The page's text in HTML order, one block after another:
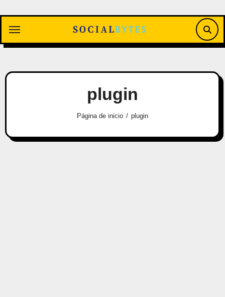
contenido
plugin
Página de inicio plugin